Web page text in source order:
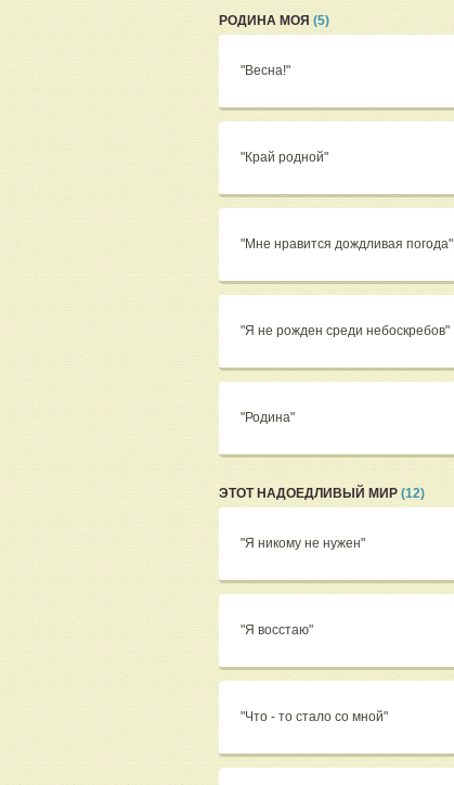
РОДИНА МОЯ (5)
"Весна!"
"Край родной"
"Мне нравится дождливая погода"
"Я не рожден среди небоскребов"
"Родина"
ЭТОТ НАДОЕДЛИВЫЙ МИР (12)
"Я никому не нужен"
"Я восстаю"
"Что - то стало со мной"